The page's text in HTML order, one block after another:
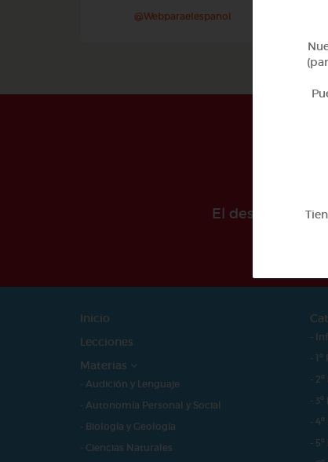
@Webparaelespanol
El desarollo de
Inicio
Lecciones
Materias
- Audición y Lenguaje
- Autonomía Personal y Social
- Biología y Geología
- Ciencias Naturales
-
-
-
-
-
-